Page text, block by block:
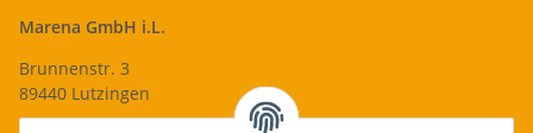
Marena GmbH i.L.
Brunnenstr. 3
89440 Lutzingen